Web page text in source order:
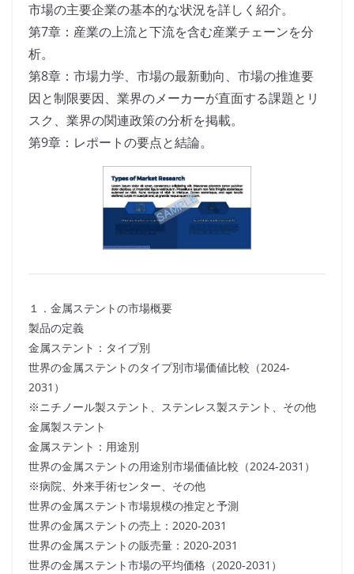
市場の主要企業の基本的な状況を詳しく紹介。
第7章：産業の上流と下流を含む産業チェーンを分
析。
第8章：市場力学、市場の最新動向、市場の推進要
因と制限要因、業界のメーカーが直面する課題とリ
スク、業界の関連政策の分析を掲載。
第9章：レポートの要点と結論。
１．金属ステントの市場概要
製品の定義
金属ステント：タイプ別
世界の金属ステントのタイプ別市場価値比較（2024-
2031）
※ニチノール製ステント、ステンレス製ステント、その他
金属製ステント
金属ステント：用途別
世界の金属ステントの用途別市場価値比較（2024-2031）
※病院、外来手術センター、その他
世界の金属ステント市場規模の推定と予測
世界の金属ステントの売上：2020-2031
世界の金属ステントの販売量：2020-2031
世界の金属ステント市場の平均価格（2020-2031）